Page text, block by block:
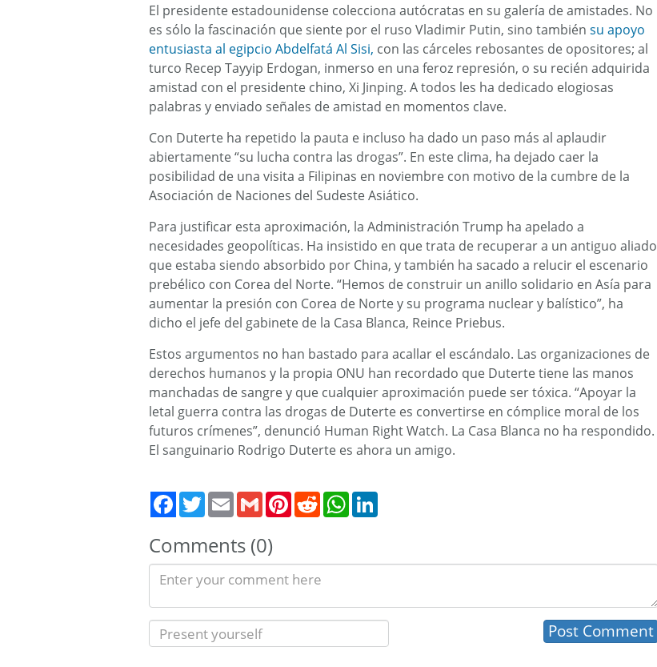
El presidente estadounidense colecciona autócratas en su galería de amistades. No
es sólo la fascinación que siente por el ruso Vladimir Putin, sino también su apoyo
entusiasta al egipcio Abdelfatá Al Sisi, con las cárceles rebosantes de opositores; al
turco Recep Tayyip Erdogan, inmerso en una feroz represión, o su recién adquirida
amistad con el presidente chino, Xi Jinping. A todos les ha dedicado elogiosas
palabras y enviado señales de amistad en momentos clave.
Con Duterte ha repetido la pauta e incluso ha dado un paso más al aplaudir
abiertamente “su lucha contra las drogas”. En este clima, ha dejado caer la
posibilidad de una visita a Filipinas en noviembre con motivo de la cumbre de la
Asociación de Naciones del Sudeste Asiático.
Para justificar esta aproximación, la Administración Trump ha apelado a
necesidades geopolíticas. Ha insistido en que trata de recuperar a un antiguo aliado
que estaba siendo absorbido por China, y también ha sacado a relucir el escenario
prebélico con Corea del Norte. “Hemos de construir un anillo solidario en Asía para
aumentar la presión con Corea de Norte y su programa nuclear y balístico”, ha
dicho el jefe del gabinete de la Casa Blanca, Reince Priebus.
Estos argumentos no han bastado para acallar el escándalo. Las organizaciones de
derechos humanos y la propia ONU han recordado que Duterte tiene las manos
manchadas de sangre y que cualquier aproximación puede ser tóxica. “Apoyar la
letal guerra contra las drogas de Duterte es convertirse en cómplice moral de los
futuros crímenes”, denunció Human Right Watch. La Casa Blanca no ha respondido.
El sanguinario Rodrigo Duterte es ahora un amigo.
TwitterEmail Gmail PinterestRedditWhatsApp
Comments (0)